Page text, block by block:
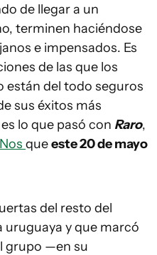
de llegar a un
terminen haciéndose
e impensados. Es
de las que los
están del todo seguros
sus éxitos más
lo que pasó con Raro,
queeste 20 de mayo
del resto del
uruguaya y que marcó
grupo —en su